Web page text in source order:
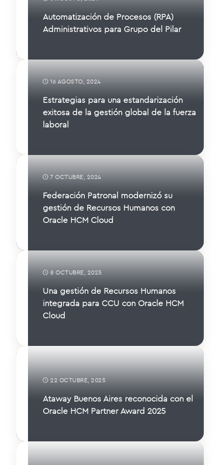
Automatización de Procesos (RPA)
Administrativos para Grupo del Pilar
16 AGOSTO, 2024
Estrategias para una estandarización
exitosa de la gestión global de la fuerza
laboral
7 OCTUBRE, 2024
Federación Patronal modernizó su
gestión de Recursos Humanos con
Oracle HCM Cloud
8 OCTUBRE, 2025
Una gestión de Recursos Humanos
integrada para CCU con Oracle HCM
Cloud
22 OCTUBRE, 2025
Ataway Buenos Aires reconocida con el
Oracle HCM Partner Award 2025